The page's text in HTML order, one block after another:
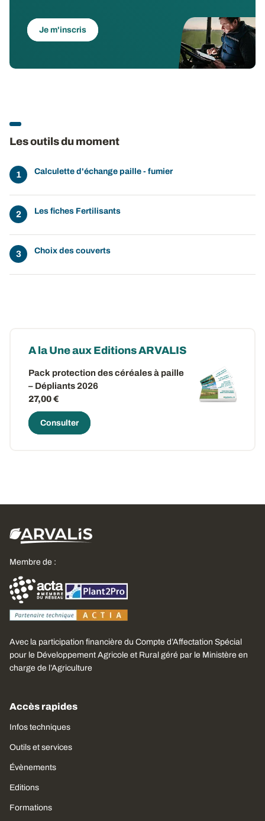
Je m'inscris
Les outils du moment
Calculette d'échange paille - fumier
Les fiches Fertilisants
Choix des couverts
A la Une aux Editions ARVALIS
Pack protection des céréales à paille
– Dépliants 2026
27,00 €
Consulter
Membre de :
Avec la participation financière du Compte d’Affectation Spécial
pour le Développement Agricole et Rural géré par le Ministère en
charge de l’Agriculture
Accès rapides
Infos techniques
Outils et services
Évènements
Editions
Formations